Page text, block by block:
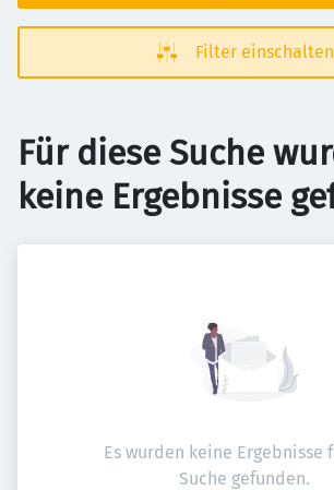
Filter einschalten
Für diese Suche
keine Ergebnisse
Es wurden keine Ergebnisse
Suche gefunden.